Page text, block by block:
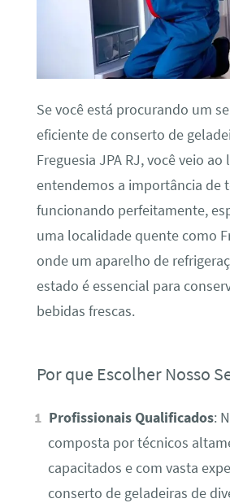
Se você está procurando um
eficiente de conserto de
Freguesia JPA RJ, você veio
entendemos a importância de
funcionando perfeitamente,
uma localidade quente como
onde um aparelho de
estado é essencial para
bebidas frescas.
Por que Escolher Nosso
Profissionais Qualificados:
composta por técnicos
capacitados e com vasta
conserto de geladeiras de